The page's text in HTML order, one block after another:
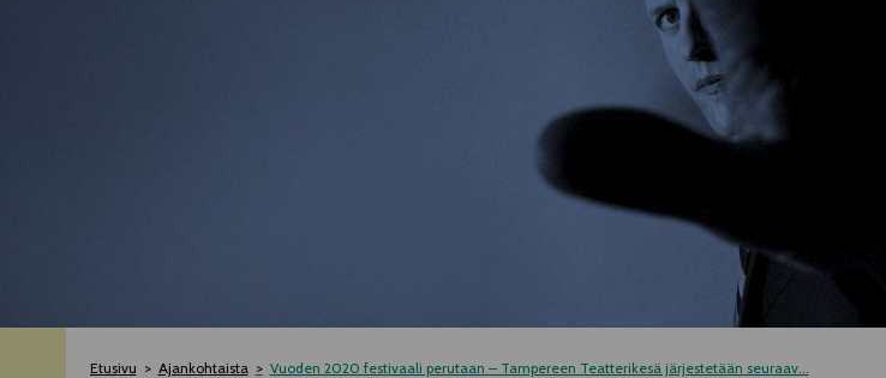
Etusivu Ajankohtaista Vuoden 2020 festivaali perutaan – Tampereen Teatterikesä järjestetään seuraav...